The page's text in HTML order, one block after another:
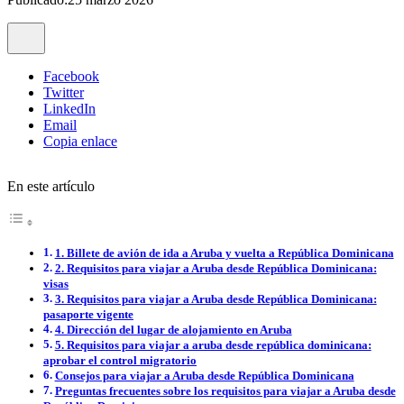
Facebook
Twitter
LinkedIn
Email
Copia enlace
En este artículo
1. Billete de avión de ida a Aruba y vuelta a República Dominicana
2. Requisitos para viajar a Aruba desde República Dominicana:
visas
3. Requisitos para viajar a Aruba desde República Dominicana:
pasaporte vigente
4. Dirección del lugar de alojamiento en Aruba
5. Requisitos para viajar a aruba desde república dominicana:
aprobar el control migratorio
Consejos para viajar a Aruba desde República Dominicana
Preguntas frecuentes sobre los requisitos para viajar a Aruba desde